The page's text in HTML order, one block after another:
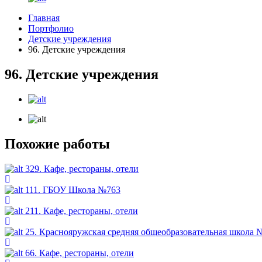
Главная
Портфолио
Детские учреждения
96. Детские учреждения
96. Детские учреждения
Похожие работы
329. Кафе, рестораны, отели
111. ГБОУ Школа №763
211. Кафе, рестораны, отели
25. Краснояружская средняя общеобразовательная школа
66. Кафе, рестораны, отели